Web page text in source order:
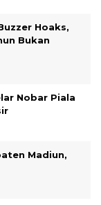
Hoaks,
Bukan
Nobar Piala
Madiun,